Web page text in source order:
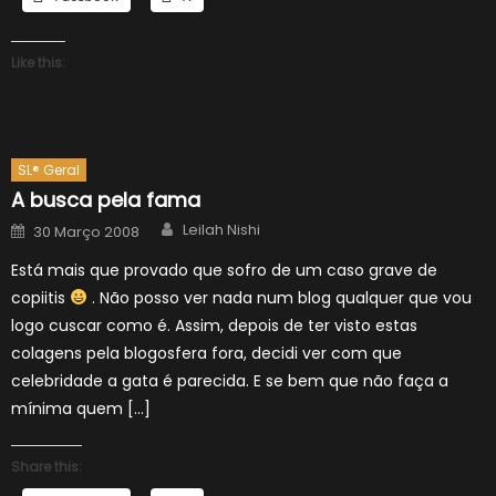
Like this:
SL® Geral
A busca pela fama
Posted
on
30 Março 2008 Author
Leilah Nishi
Está mais que provado que sofro de um caso grave de
copiitis
. Não posso ver nada num blog qualquer que vou
logo cuscar como é. Assim, depois de ter visto estas
colagens pela blogosfera fora, decidi ver com que
celebridade a gata é parecida. E se bem que não faça a
mínima quem […]
Share this: